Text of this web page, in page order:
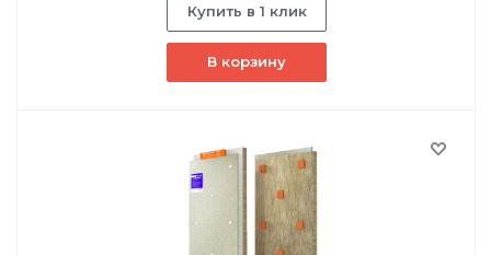
Купить в 1 клик
В корзину